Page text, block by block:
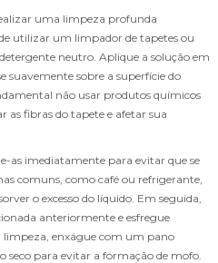
uma limpeza profunda
utilizar um limpador de tapetes ou
neutro. Aplique a solução em
suavemente sobre a superfície do
não usar produtos químicos
as fibras do tapete e afetar sua
as imediatamente para evitar que se
comuns, como café ou refrigerante,
o excesso do líquido. Em seguida,
anteriormente e esfregue
limpeza, enxágue com um pano
seco para evitar a formação de mofo.